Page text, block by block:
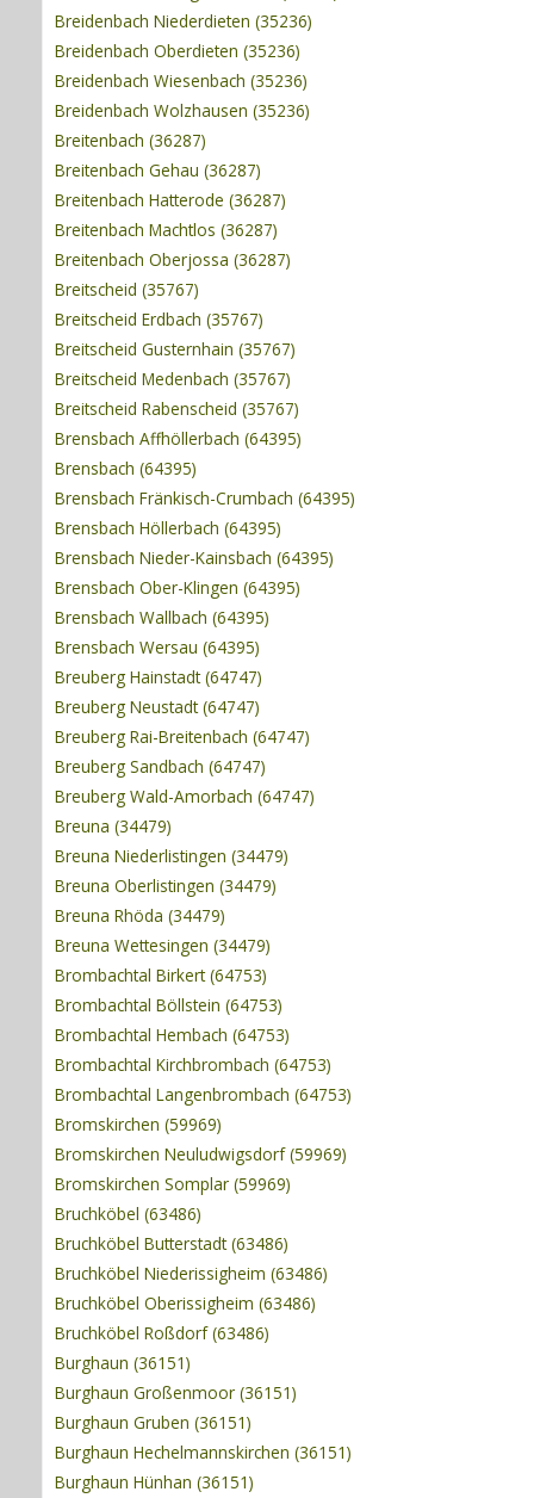
Breidenbach Niederdieten (35236)
Breidenbach Oberdieten (35236)
Breidenbach Wiesenbach (35236)
Breidenbach Wolzhausen (35236)
Breitenbach (36287)
Breitenbach Gehau (36287)
Breitenbach Hatterode (36287)
Breitenbach Machtlos (36287)
Breitenbach Oberjossa (36287)
Breitscheid (35767)
Breitscheid Erdbach (35767)
Breitscheid Gusternhain (35767)
Breitscheid Medenbach (35767)
Breitscheid Rabenscheid (35767)
Brensbach Affhöllerbach (64395)
Brensbach (64395)
Brensbach Fränkisch-Crumbach (64395)
Brensbach Höllerbach (64395)
Brensbach Nieder-Kainsbach (64395)
Brensbach Ober-Klingen (64395)
Brensbach Wallbach (64395)
Brensbach Wersau (64395)
Breuberg Hainstadt (64747)
Breuberg Neustadt (64747)
Breuberg Rai-Breitenbach (64747)
Breuberg Sandbach (64747)
Breuberg Wald-Amorbach (64747)
Breuna (34479)
Breuna Niederlistingen (34479)
Breuna Oberlistingen (34479)
Breuna Rhöda (34479)
Breuna Wettesingen (34479)
Brombachtal Birkert (64753)
Brombachtal Böllstein (64753)
Brombachtal Hembach (64753)
Brombachtal Kirchbrombach (64753)
Brombachtal Langenbrombach (64753)
Bromskirchen (59969)
Bromskirchen Neuludwigsdorf (59969)
Bromskirchen Somplar (59969)
Bruchköbel (63486)
Bruchköbel Butterstadt (63486)
Bruchköbel Niederissigheim (63486)
Bruchköbel Oberissigheim (63486)
Bruchköbel Roßdorf (63486)
Burghaun (36151)
Burghaun Großenmoor (36151)
Burghaun Gruben (36151)
Burghaun Hechelmannskirchen (36151)
Burghaun Hünhan (36151)